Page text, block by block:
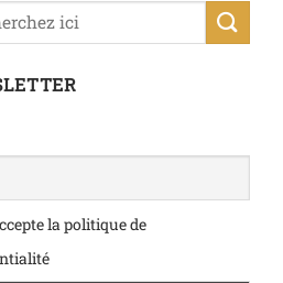
la politique de